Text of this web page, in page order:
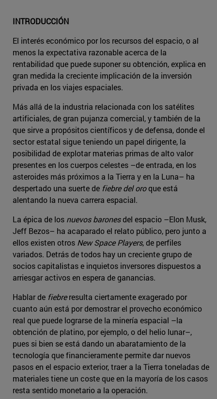
INTRODUCCIÓN
El interés económico por los recursos del espacio, o al
menos la expectativa razonable acerca de la
rentabilidad que puede suponer su obtención, explica en
gran medida la creciente implicación de la inversión
privada en los viajes espaciales.
Más allá de la industria relacionada con los satélites
artificiales, de gran pujanza comercial, y también de la
que sirve a propósitos científicos y de defensa, donde el
sector estatal sigue teniendo un papel dirigente, la
posibilidad de explotar materias primas de alto valor
presentes en los cuerpos celestes –de entrada, en los
asteroides más próximos a la Tierra y en la Luna– ha
despertado una suerte de fiebre del oroque está
alentando la nueva carrera espacial.
La épica de los nuevos baronesdel espacio –Elon Musk,
Jeff Bezos– ha acaparado el relato público, pero junto a
ellos existen otros New Space Players, de perfiles
variados. Detrás de todos hay un creciente grupo de
socios capitalistas e inquietos inversores dispuestos a
arriesgar activos en espera de ganancias.
Hablar de fiebreresulta ciertamente exagerado por
cuanto aún está por demostrar el provecho económico
real que puede lograrse de la minería espacial –la
obtención de platino, por ejemplo, o del helio lunar–,
pues si bien se está dando un abaratamiento de la
tecnología que financieramente permite dar nuevos
pasos en el espacio exterior, traer a la Tierra toneladas de
materiales tiene un coste que en la mayoría de los casos
resta sentido monetario a la operación.